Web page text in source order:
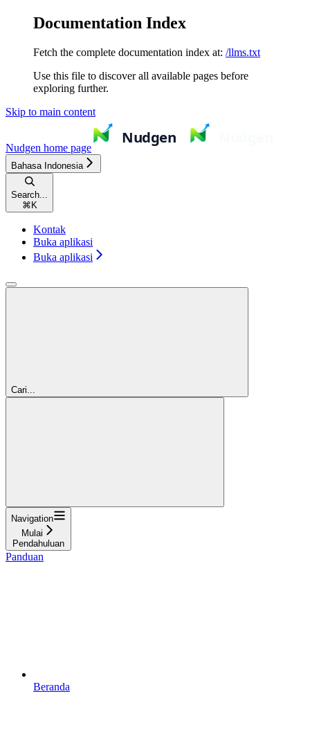
Documentation Index
Fetch the complete documentation index at: /llms.txt
Use this file to discover all available pages before
exploring further.
Skip to main content
Nudgen home page
Bahasa Indonesia
Search...
⌘ K
Kontak
Buka aplikasi
Buka aplikasi
Cari...
Navigation
Mulai
Pendahuluan
Panduan
Beranda